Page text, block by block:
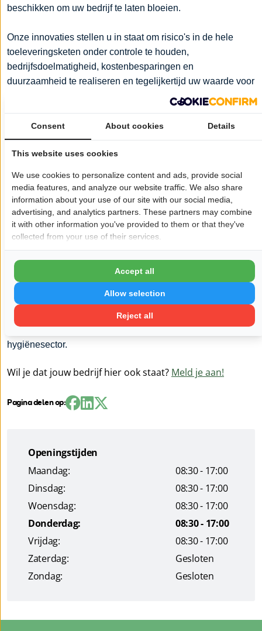
beschikken om uw bedrijf te laten bloeien.
Onze innovaties stellen u in staat om risico's in de hele
toeleveringsketen onder controle te houden,
bedrijfsdoelmatigheid, kostenbesparingen en
duurzaamheid te realiseren en tegelijkertijd uw waarde voor
Met de kennis en expertise van onze mensen, die werken
met geavanceerde processen en tools, helpen wij
organisaties om resultaten te verbeteren, risico's te
practices toe te passen.
Uw klanten moeten weten dat het voedsel dat ze eten, de
medicijnen, cosmetische producten en hygiëneproducten
die ze gebruiken, veilig zijn en hen niet schaden.
Om aan deze vraag te voldoen, moet u de veiligheid,
kwaliteit, duurzaamheid, authenticiteit en doeltreffendheid
van uw producten kunnen aantonen. Wij bieden een breed
scala aan analyses, inspecties en certificeringen voor de
gewas-, levensmiddelen-, gezondheids-, cosmetica- en
hygiënesector.
Wil je dat jouw bedrijf hier ook staat? Meld je aan!
Pagina delen op:
Openingstijden
Maandag:
08:30 - 17:00
Dinsdag:
08:30 - 17:00
Woensdag:
08:30 - 17:00
Donderdag:
08:30 - 17:00
Vrijdag:
08:30 - 17:00
Zaterdag:
Gesloten
Zondag:
Gesloten
Consent About cookies Details
This website uses cookies
We use cookies to personalize content and ads, provide social
media features, and analyze our website traffic. We also share
information about your use of our site with our social media,
advertising, and analytics partners. These partners may combine
it with other information you've provided to them or that they've
collected from your use of their services.
Reject all
Allow selection
Accept all